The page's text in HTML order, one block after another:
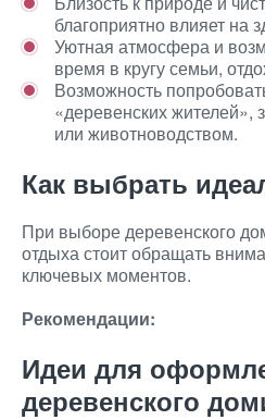
благоприятно влияет на
Уютная атмосфера и
время в кругу семьи,
Возможность
«деревенских жителей»,
или животноводством.
Как выбрать
При выборе деревенского
отдыха стоит обращать
ключевых моментов.
Рекомендации:
Идеи для
деревенского